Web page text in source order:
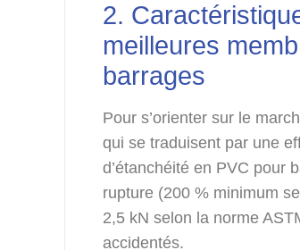
2.
meilleures
barrages
Pour s’orienter sur le
qui se traduisent par une
d’étanchéité en PVC pour
rupture (200 % minimum
2,5 kN selon la norme
accidentés.